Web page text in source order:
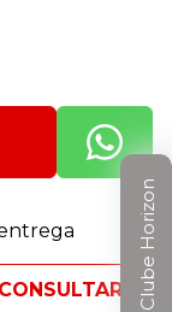
Clube Horizon